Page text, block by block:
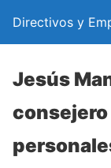
Directivos y
Jesús